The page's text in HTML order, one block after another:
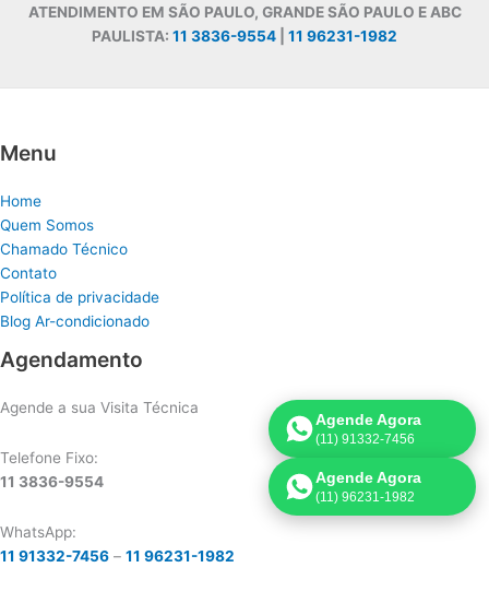
ATENDIMENTO EM SÃO PAULO, GRANDE SÃO PAULO E ABC
PAULISTA: 11 3836-9554 11 96231-1982
Menu
Home
Quem Somos
Chamado Técnico
Contato
Política de privacidade
Blog Ar-condicionado
Agendamento
Agende a sua Visita Técnica
Telefone Fixo:
11 3836-9554
WhatsApp:
11 91332-7456 – 11 96231-1982
Agende Agora
(11) 91332-7456
Agende Agora
(11) 96231-1982